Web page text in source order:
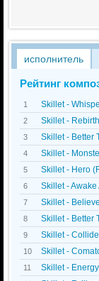
исполнитель
Рейтинг
1 Skillet -
2 Skillet -
3 Skillet - Better
4 Skillet -
5 Skillet - Hero
6 Skillet - Awake
7 Skillet - Believe
8 Skillet - Better
9 Skillet - Collide
10 Skillet -
11 Skillet - Energy